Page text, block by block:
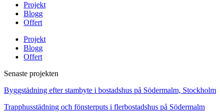
Projekt
Blogg
Offert
Projekt
Blogg
Offert
Senaste projekten
Byggstädning efter stambyte i bostadshus på Södermalm, Stockholm
Trapphusstädning och fönsterputs i flerbostadshus på Södermalm